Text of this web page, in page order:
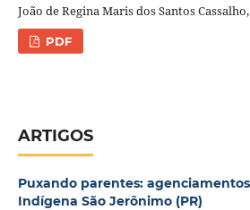
João de Regina Maris dos Santos
PDF
ARTIGOS
Puxando parentes:
Indígena São Jerônimo (PR)